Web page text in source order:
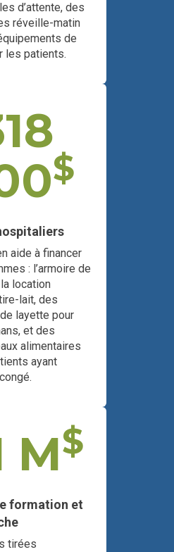
d’attente, des
réveille-matin
de
les patients.
$
aide à financer
: l’armoire de
location
lait, des
layette pour
et des
alimentaires
ayant
M$
formation et
tirées